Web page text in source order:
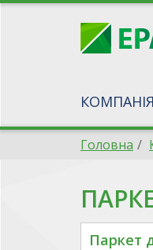
Головна
Паркет